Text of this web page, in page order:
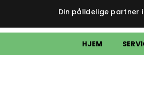
Din pålidelige partner
HJEM